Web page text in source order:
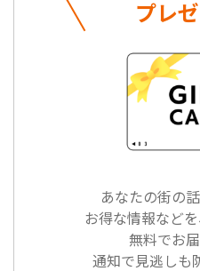
プレ
あなたの街の
お得な情報など
無料でお届
通知で見逃しも